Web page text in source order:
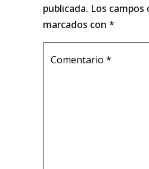
publicada. Los
marcados con *